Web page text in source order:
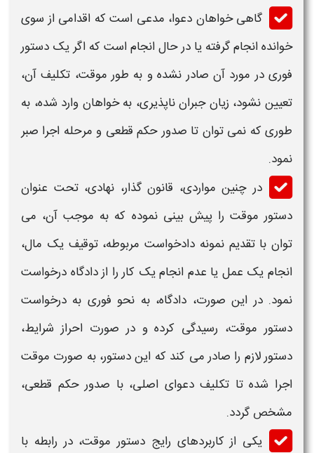
گاهی خواهان دعوا، مدعی است که اقدامی از سوی
خوانده انجام گرفته یا در حال انجام است که اگر یک دستور
فوری در مورد آن صادر نشده و به طور موقت، تکلیف آن،
تعیین نشود، زیان جبران ناپذیری، به خواهان وارد شده، به
طوری که نمی توان تا صدور حکم قطعی و مرحله اجرا صبر
نمود.
در چنین مواردی، قانون گذار، نهادی، تحت عنوان
دستور موقت را پیش بینی نموده که به موجب آن، می
توان با تقدیم نمونه دادخواست مربوطه، توقیف یک مال،
انجام یک عمل یا عدم انجام یک کار را از دادگاه درخواست
نمود. در این صورت، دادگاه، به نحو فوری به درخواست
دستور موقت، رسیدگی کرده و در صورت احراز شرایط،
دستور لازم را صادر می کند که این دستور، به صورت موقت
اجرا شده تا تکلیف دعوای اصلی، با صدور حکم قطعی،
مشخص گردد.
یکی از کاربردهای رایج دستور موقت،در رابطه با